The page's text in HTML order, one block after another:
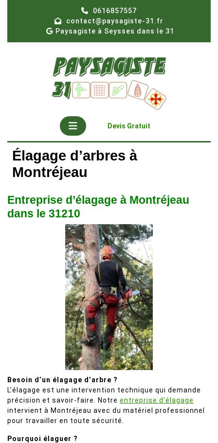
0616857557
contact@paysagiste-31.fr
Paysagiste à Seysses dans le 31
Open
Button
Devis Gratuit
Élagage d’arbres à
Montréjeau
Entreprise d’élagage à Montréjeau
dans le 31210
Besoin d’un élagage d’arbre ?
L’élagage est une intervention technique qui demande
précision et savoir-faire. Notre entreprise d’élagage
intervient à Montréjeau avec du matériel professionnel
pour travailler en toute sécurité.
Pourquoi élaguer ?